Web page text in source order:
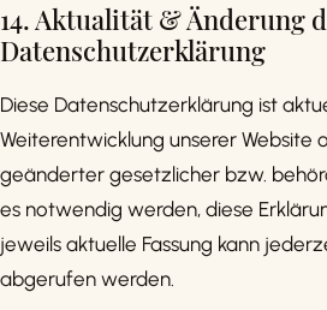
14. Aktualität & Änderung
Datenschutzerklärung
Diese Datenschutzerklärung ist
Weiterentwicklung unserer Website
geänderter gesetzlicher bzw.
es notwendig werden, diese
jeweils aktuelle Fassung kann
abgerufen werden.